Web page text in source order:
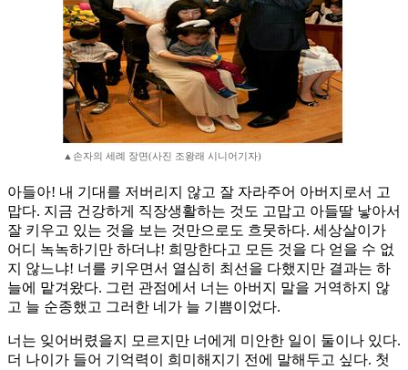
▲손자의 세례 장면(사진 조왕래 시니어기자)
아들아! 내 기대를 저버리지 않고 잘 자라주어 아버지로서 고
맙다. 지금 건강하게 직장생활하는 것도 고맙고 아들딸 낳아서
잘 키우고 있는 것을 보는 것만으로도 흐뭇하다. 세상살이가
어디 녹녹하기만 하더냐! 희망한다고 모든 것을 다 얻을 수 없
지 않느냐! 너를 키우면서 열심히 최선을 다했지만 결과는 하
늘에 맡겨왔다. 그런 관점에서 너는 아버지 말을 거역하지 않
고 늘 순종했고 그러한 네가 늘 기쁨이었다.
너는 잊어버렸을지 모르지만 너에게 미안한 일이 둘이나 있다.
더 나이가 들어 기억력이 희미해지기 전에 말해두고 싶다. 첫